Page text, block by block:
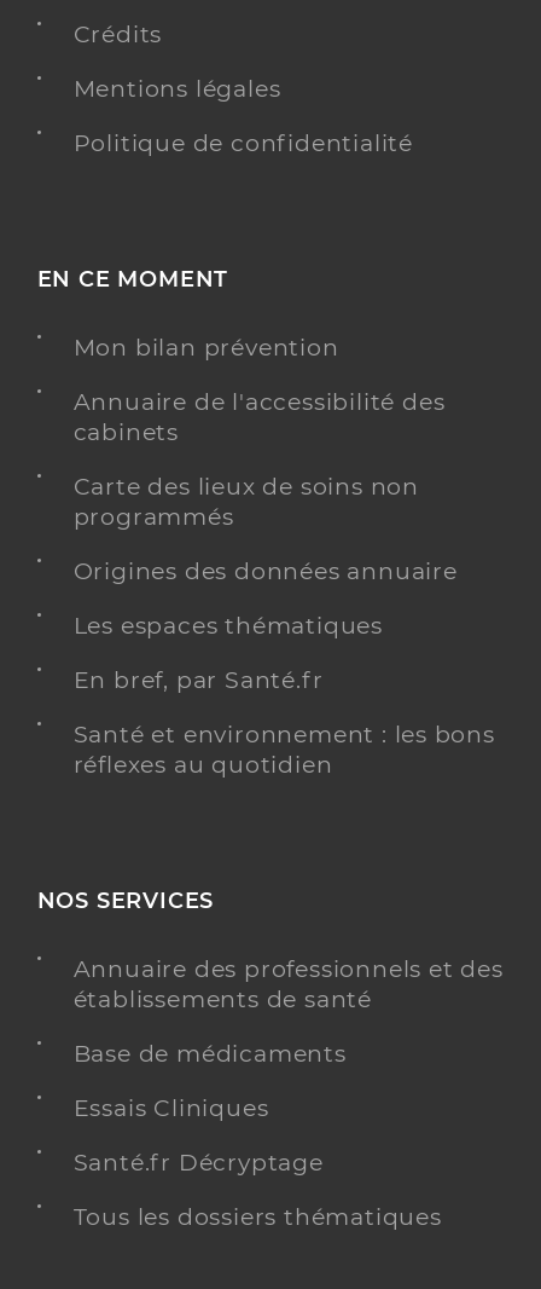
Crédits
Mentions légales
Politique de confidentialité
EN CE MOMENT
Mon bilan prévention
Annuaire de l'accessibilité des
cabinets
Carte des lieux de soins non
programmés
Origines des données annuaire
Les espaces thématiques
En bref, par Santé.fr
Santé et environnement : les bons
réflexes au quotidien
NOS SERVICES
Annuaire des professionnels et des
établissements de santé
Base de médicaments
Essais Cliniques
Santé.fr Décryptage
Tous les dossiers thématiques